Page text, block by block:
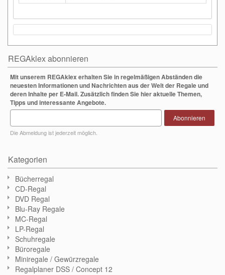
REGAklex abonnieren
Mit unserem REGAklex erhalten Sie in regelmäßigen Abständen die
neuesten Informationen und Nachrichten aus der Welt der Regale und
deren Inhalte per E-Mail. Zusätzlich finden Sie hier aktuelle Themen,
Tipps und interessante Angebote.
Die Abmeldung ist jederzeit möglich.
Abonnieren
Kategorien
Bücherregal
CD-Regal
DVD Regal
Blu-Ray Regale
MC-Regal
LP-Regal
Schuhregale
Büroregale
Miniregale / Gewürzregale
Regalplaner DSS / Concept 12